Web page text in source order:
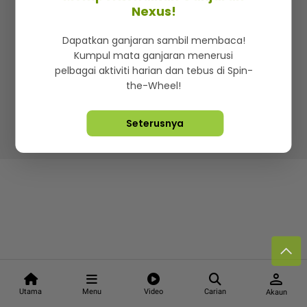
Utama Menu Video Carian
person
Akaun
Iklan di SMG360
Terma & Syarat Dasar Privasi
Lebih hot, viral dan sensasi
Hakcipta Terpelihara ©2026. Star Media Group Berhad
Nexus!
Dapatkan ganjaran sambil membaca!
Kumpul mata ganjaran menerusi
pelbagai aktiviti harian dan tebus di Spin-
the-Wheel!
Seterusnya